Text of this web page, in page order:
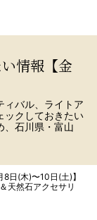
情報【金
ィバル、ライトア
ックしておきたい
、石川県・富山
8日(木)〜10日(土)】
天然石アクセサリ